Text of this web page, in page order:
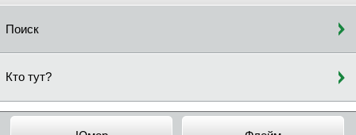
Поиск
Кто тут?